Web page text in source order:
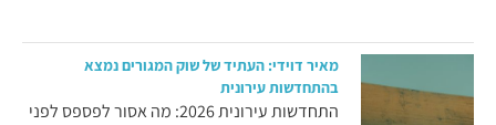
מאיר דוידי: העתיד של שוק המגורים נמצא
בהתחדשות עירונית
התחדשות עירונית 2026: מה אסור לפספס לפני